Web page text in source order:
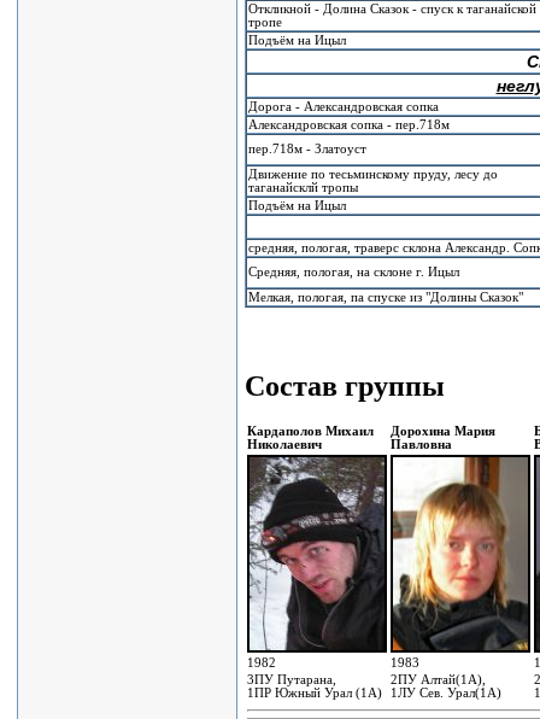
Откликной - Долина Сказок - спуск к таганайской
тропе
Подъём на Ицыл
Дорога - Александровская сопка
Александровская сопка - пер.718м
пер.718м - Златоуст
Движение по тесьминскому пруду, лесу до
таганайсклй тропы
Подъём на Ицыл
средняя, пологая, траверс склона Александр.
Средняя, пологая, на склоне г. Ицыл
Мелкая, пологая, па спуске из "Долины Сказок"
Состав группы
Кардаполов Михаил
Николаевич
Дорохина Мария
Павловна
1982 1983
3ПУ Путарана,
1ПР Южный Урал (1А)
2ПУ Алтай(1А),
1ЛУ Сев. Урал(1А)